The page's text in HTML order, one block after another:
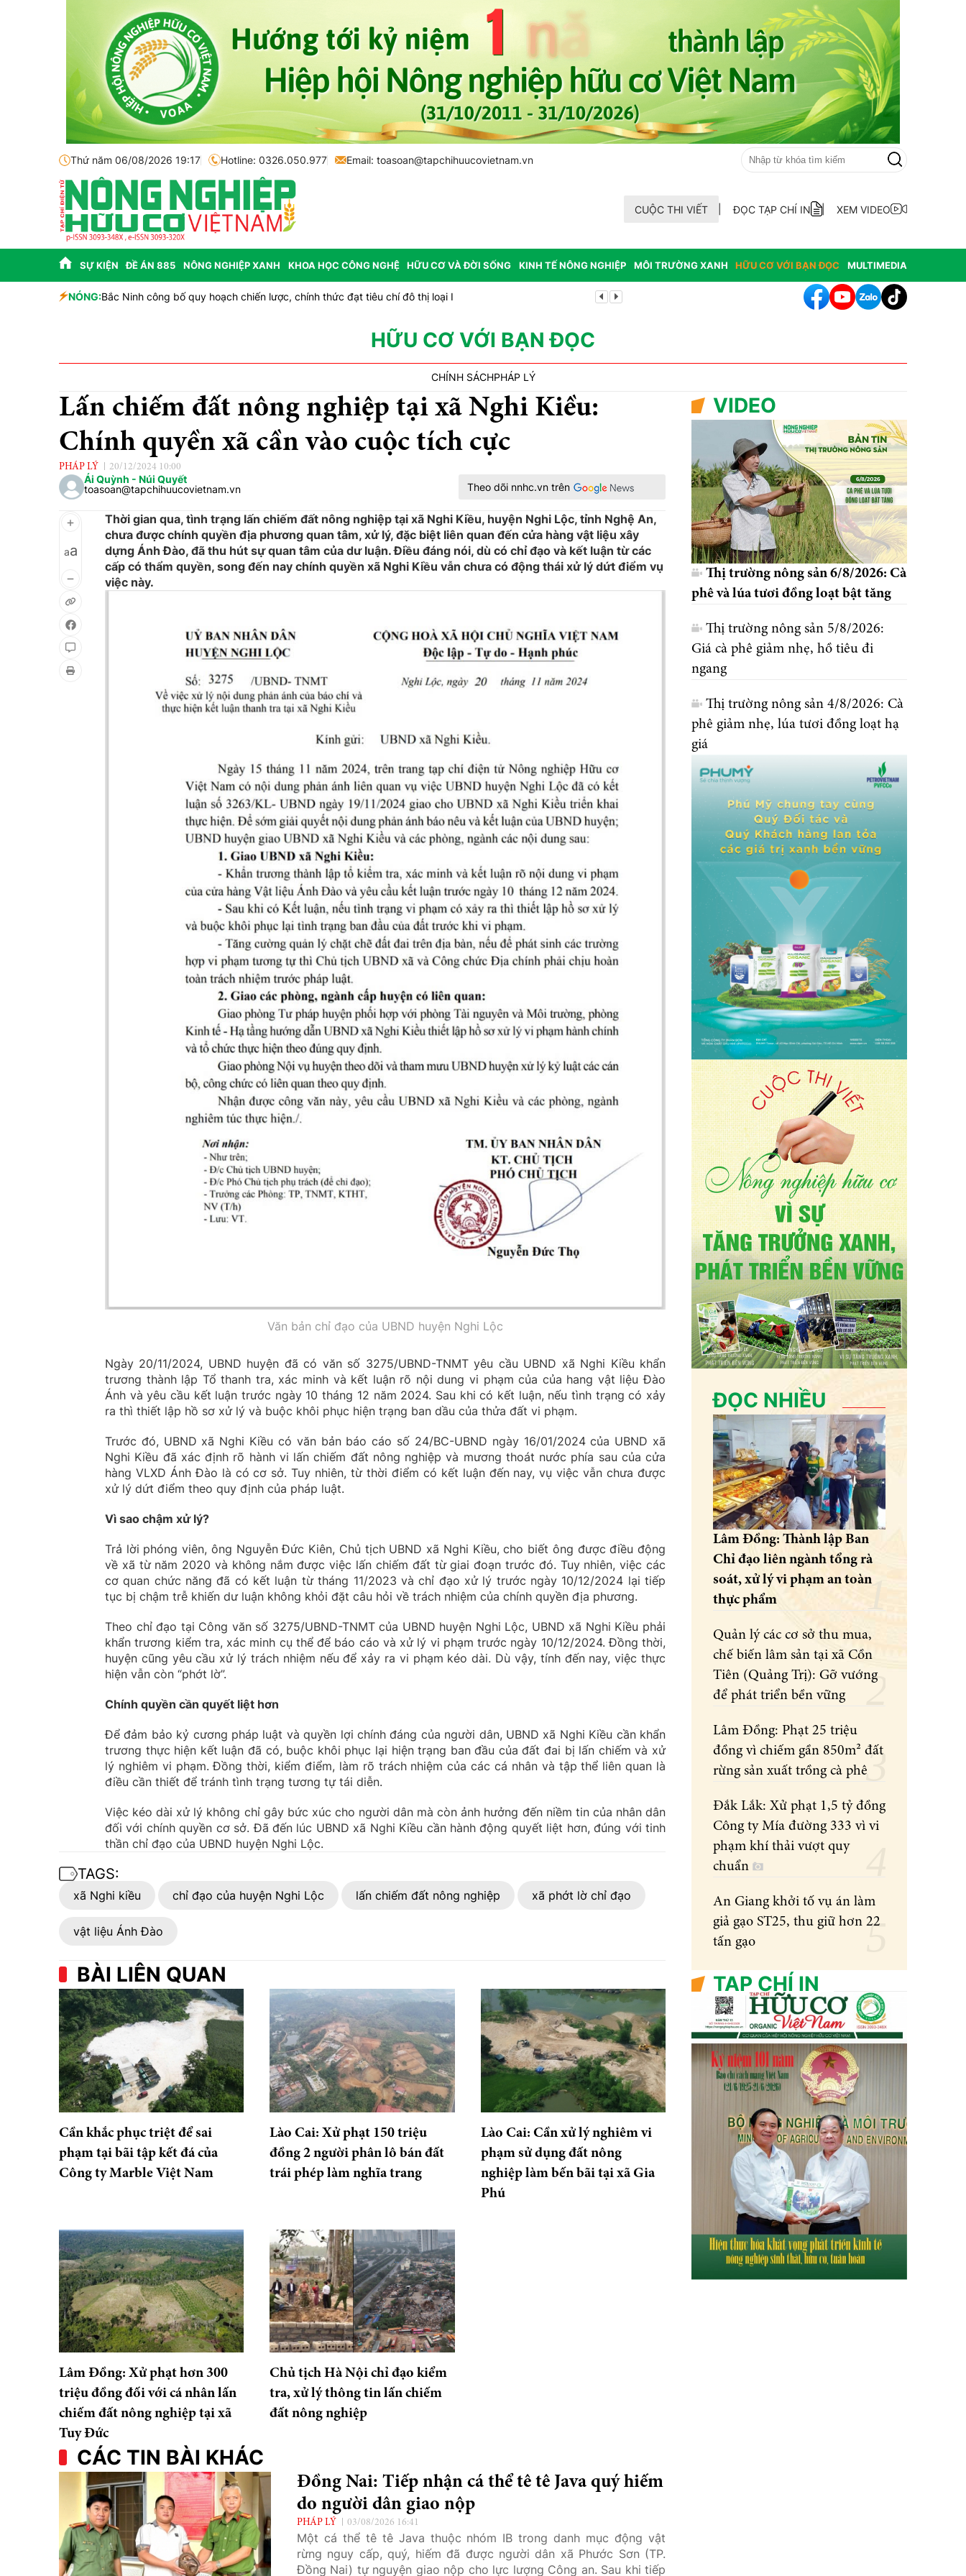
Thứ năm 06/08/2026 19:17 Hotline: 0326.050.977 Email: toasoan@tapchihuucovietnam.vn
CUỘC THI VIẾT ĐỌC TẠP CHÍ IN XEM VIDEO
SỰ KIỆN ĐỀ ÁN 885 NÔNG NGHIỆP XANH KHOA HỌC CÔNG NGHỆ HỮU CƠ VÀ ĐỜI SỐNG KINH TẾ NÔNG NGHIỆP MÔI TRƯỜNG XANH HỮU CƠ VỚI BẠN ĐỌC MULTIMEDIA
NÓNG:Bắc Ninh công bố quy hoạch chiến lược, chính thức đạt tiêu chí đô thị loại I Cách tư duy mới: Hỗ trợ người dân bỏ nghề giết mổ chó mèo
HỮU CƠ VỚI BẠN ĐỌC
CHÍNH SÁCHPHÁP LÝ
Lấn chiếm đất nông nghiệp tại xã Nghi Kiều:
Chính quyền xã cần vào cuộc tích cực
PHÁP LÝ 20/12/2024 10:00
Ái Quỳnh - Núi Quyết
toasoan@tapchihuucovietnam.vn
Theo dõi nnhc.vn trên
aa
Thời gian qua, tình trạng lấn chiếm đất nông nghiệp tại xã Nghi Kiều, huyện Nghi Lộc, tỉnh Nghệ An,
chưa được chính quyền địa phương quan tâm, xử lý, đặc biệt liên quan đến cửa hàng vật liệu xây
dựng Ánh Đào, đã thu hút sự quan tâm của dư luận. Điều đáng nói, dù có chỉ đạo và kết luận từ các
cấp có thẩm quyền, song đến nay chính quyền xã Nghi Kiều vẫn chưa có động thái xử lý dứt điểm vụ
việc này.
Văn bản chỉ đạo của UBND huyện Nghi Lộc
Ngày 20/11/2024, UBND huyện đã có văn số 3275/UBND-TNMT yêu cầu UBND xã Nghi Kiều khẩn
trương thành lập Tổ thanh tra, xác minh và kết luận rõ nội dung vi phạm của của hang vật liệu Đào
Ánh và yêu cầu kết luận trước ngày 10 tháng 12 năm 2024. Sau khi có kết luận, nếu tình trạng có xảy
ra thì thiết lập hồ sơ xử lý và buộc khôi phục hiện trạng ban dầu của thửa đất vi phạm.
Trước đó, UBND xã Nghi Kiều có văn bản báo cáo số 24/BC-UBND ngày 16/01/2024 của UBND xã
Nghi Kiều đã xác định rõ hành vi lấn chiếm đất nông nghiệp và mương thoát nước phía sau của cửa
hàng VLXD Ánh Đào là có cơ sở. Tuy nhiên, từ thời điểm có kết luận đến nay, vụ việc vẫn chưa được
xử lý dứt điểm theo quy định của pháp luật.
Vì sao chậm xử lý?
Trả lời phóng viên, ông Nguyễn Đức Kiên, Chủ tịch UBND xã Nghi Kiều, cho biết ông được điều động
về xã từ năm 2020 và không nắm được việc lấn chiếm đất từ giai đoạn trước đó. Tuy nhiên, việc các
cơ quan chức năng đã có kết luận từ tháng 11/2023 và chỉ đạo xử lý trước ngày 10/12/2024 lại tiếp
tục bị chậm trễ khiến dư luận không khỏi đặt câu hỏi về trách nhiệm của chính quyền địa phương.
Theo chỉ đạo tại Công văn số 3275/UBND-TNMT của UBND huyện Nghi Lộc, UBND xã Nghi Kiều phải
khẩn trương kiểm tra, xác minh cụ thể để báo cáo và xử lý vi phạm trước ngày 10/12/2024. Đồng thời,
huyện cũng yêu cầu xử lý trách nhiệm nếu để xảy ra vi phạm kéo dài. Dù vậy, tính đến nay, việc thực
hiện vẫn còn “phớt lờ”.
Chính quyền cần quyết liệt hơn
Để đảm bảo kỷ cương pháp luật và quyền lợi chính đáng của người dân, UBND xã Nghi Kiều cần khẩn
trương thực hiện kết luận đã có, buộc khôi phục lại hiện trạng ban đầu của đất đai bị lấn chiếm và xử
lý nghiêm vi phạm. Đồng thời, kiểm điểm, làm rõ trách nhiệm của các cá nhân và tập thể liên quan là
điều cần thiết để tránh tình trạng tương tự tái diễn.
Việc kéo dài xử lý không chỉ gây bức xúc cho người dân mà còn ảnh hưởng đến niềm tin của nhân dân
đối với chính quyền cơ sở. Đã đến lúc UBND xã Nghi Kiều cần hành động quyết liệt hơn, đúng với tinh
thần chỉ đạo của UBND huyện Nghi Lộc.
TAGS:
xã Nghi kiều chỉ đạo của huyện Nghi Lộc lấn chiếm đất nông nghiệp xã phớt lờ chỉ đạo
vật liệu Ánh Đào
BÀI LIÊN QUAN
Cần khắc phục triệt để sai
phạm tại bãi tập kết đá của
Công ty Marble Việt Nam
Lào Cai: Xử phạt 150 triệu
đồng 2 người phân lô bán đất
trái phép làm nghĩa trang
Lào Cai: Cần xử lý nghiêm vi
phạm sử dụng đất nông
nghiệp làm bến bãi tại xã Gia
Phú
Lâm Đồng: Xử phạt hơn 300
triệu đồng đối với cá nhân lấn
chiếm đất nông nghiệp tại xã
Tuy Đức
Chủ tịch Hà Nội chỉ đạo kiểm
tra, xử lý thông tin lấn chiếm
đất nông nghiệp
CÁC TIN BÀI KHÁC
Đồng Nai: Tiếp nhận cá thể tê tê Java quý hiếm
do người dân giao nộp
PHÁP LÝ 03/08/2026 16:41
Một cá thể tê tê Java thuộc nhóm IB trong danh mục động vật
rừng nguy cấp, quý, hiếm đã được người dân xã Phước Sơn (TP.
Đồng Nai) tự nguyện giao nộp cho lực lượng Công an. Sau khi tiếp
VIDEO
Thị trường nông sản 6/8/2026: Cà
phê và lúa tươi đồng loạt bật tăng
Thị trường nông sản 5/8/2026:
Giá cà phê giảm nhẹ, hồ tiêu đi
ngang
Thị trường nông sản 4/8/2026: Cà
phê giảm nhẹ, lúa tươi đồng loạt hạ
giá
ĐỌC NHIỀU
Lâm Đồng: Thành lập Ban
Chỉ đạo liên ngành tổng rà
soát, xử lý vi phạm an toàn
thực phẩm
Quản lý các cơ sở thu mua,
chế biến lâm sản tại xã Cồn
Tiên (Quảng Trị): Gỡ vướng
để phát triển bền vững
Lâm Đồng: Phạt 25 triệu
đồng vì chiếm gần 850m² đất
rừng sản xuất trồng cà phê
Đắk Lắk: Xử phạt 1,5 tỷ đồng
Công ty Mía đường 333 vì vi
phạm khí thải vượt quy
chuẩn
An Giang khởi tố vụ án làm
giả gạo ST25, thu giữ hơn 22
tấn gạo
TẠP CHÍ IN